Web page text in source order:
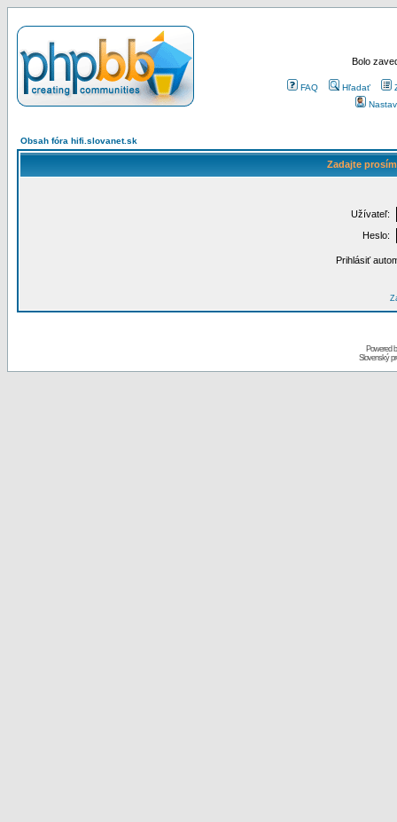
Bolo
FAQ Hľadať
Obsah fóra hifi.slovanet.sk
Zadajte
Užívateľ:
Heslo:
Prihlásiť
Powered
Slovenský